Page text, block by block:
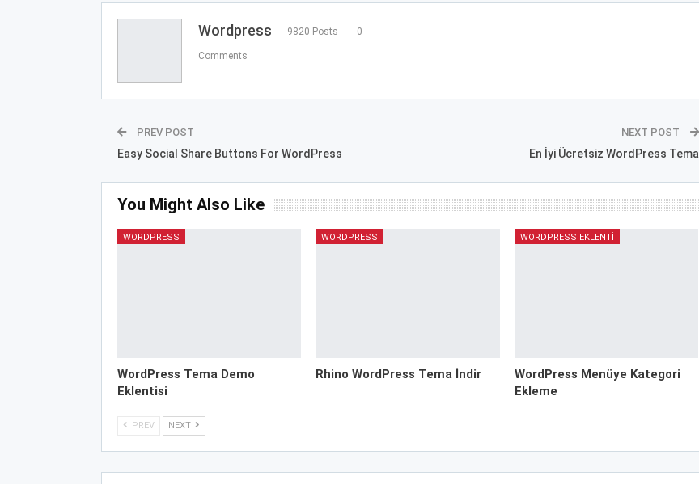
Wordpress 9820 Posts 0
Comments
PREV POST
Easy Social Share Buttons For WordPress
NEXT POST
En İyi Ücretsiz WordPress Tema
You Might Also Like
WORDPRESS
WordPress Tema Demo
Eklentisi
WORDPRESS
Rhino WordPress Tema İndir
WORDPRESS EKLENTI
WordPress Menüye Kategori
Ekleme
PREV NEXT